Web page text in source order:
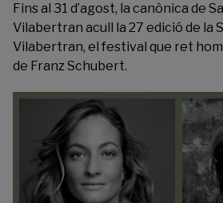
Fins al 31 d’agost, la canònica de
Vilabertran acull la 27 edició de la
Vilabertran, el festival que ret
de Franz Schubert.